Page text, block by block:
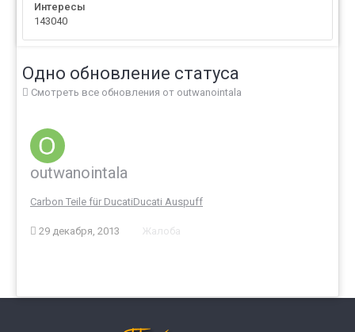
Интересы
143040
Одно обновление статуса
Смотреть все обновления от outwanointala
outwanointala
Carbon Teile für DucatiDucati Auspuff
29 декабря, 2013 Жалоба